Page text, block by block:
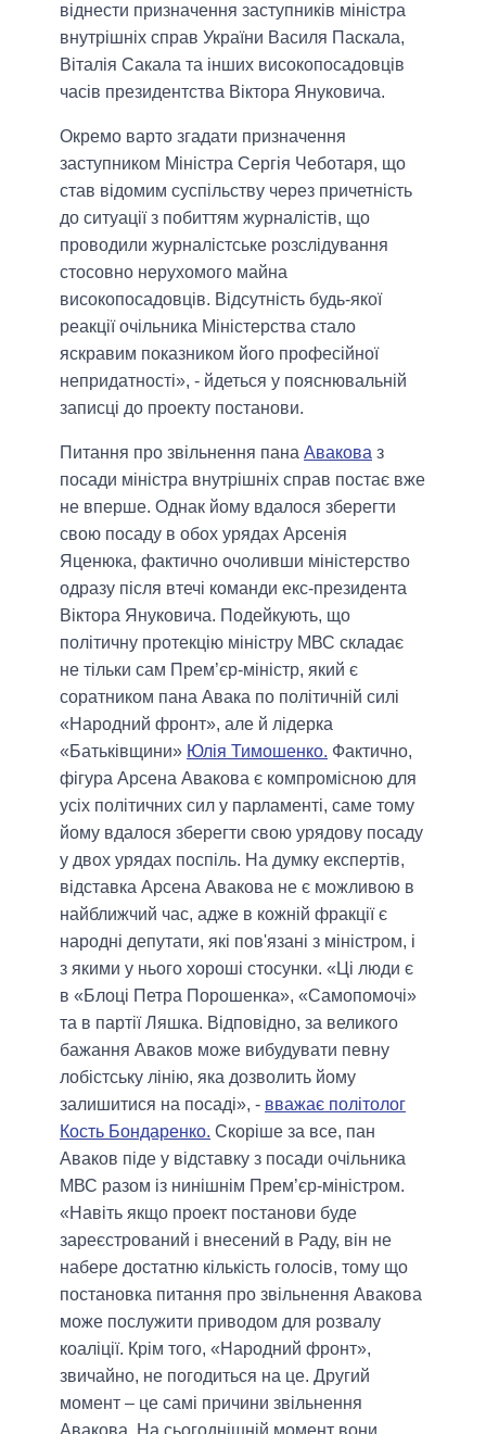
віднести призначення заступників міністра
внутрішніх справ України Василя Паскала,
Віталія Сакала та інших високопосадовців
часів президентства Віктора Януковича.
Окремо варто згадати призначення
заступником Міністра Сергія Чеботаря, що
став відомим суспільству через причетність
до ситуації з побиттям журналістів, що
проводили журналістське розслідування
стосовно нерухомого майна
високопосадовців. Відсутність будь-якої
реакції очільника Міністерства стало
яскравим показником його професійної
непридатності», - йдеться у пояснювальній
записці до проекту постанови.
Питання про звільнення пана Авакова з
посади міністра внутрішніх справ постає вже
не вперше. Однак йому вдалося зберегти
свою посаду в обох урядах Арсенія
Яценюка, фактично очоливши міністерство
одразу після втечі команди екс-президента
Віктора Януковича. Подейкують, що
політичну протекцію міністру МВС складає
не тільки сам Прем’єр-міністр, який є
соратником пана Авака по політичній силі
«Народний фронт», але й лідерка
«Батьківщини» Юлія Тимошенко. Фактично,
фігура Арсена Авакова є компромісною для
усіх політичних сил у парламенті, саме тому
йому вдалося зберегти свою урядову посаду
у двох урядах поспіль. На думку експертів,
відставка Арсена Авакова не є можливою в
найближчий час, адже в кожній фракції є
народні депутати, які пов'язані з міністром, і
з якими у нього хороші стосунки. «Ці люди є
в «Блоці Петра Порошенка», «Самопомочі»
та в партії Ляшка. Відповідно, за великого
бажання Аваков може вибудувати певну
лобістську лінію, яка дозволить йому
залишитися на посаді», - вважає політолог
Кость Бондаренко. Скоріше за все, пан
Аваков піде у відставку з посади очільника
МВС разом із нинішнім Прем’єр-міністром.
«Навіть якщо проект постанови буде
зареєстрований і внесений в Раду, він не
набере достатню кількість голосів, тому що
постановка питання про звільнення Авакова
може послужити приводом для розвалу
коаліції. Крім того, «Народний фронт»,
звичайно, не погодиться на це. Другий
момент – це самі причини звільнення
Авакова. На сьогоднішній момент вони